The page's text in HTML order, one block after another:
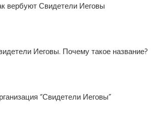
вербуют Свидетели Иеговы
Иеговы. Почему такое название?
“Свидетели Иеговы”